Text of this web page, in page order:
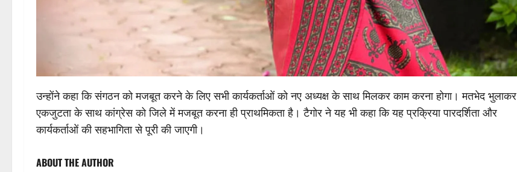
उन्होंने कहा कि संगठन को मजबूत करने के लिए सभी कार्यकर्ताओं को नए अध्यक्ष के साथ मिलकर काम करना होगा। मतभेद भुलाकर
एकजुटता के साथ कांग्रेस को जिले में मजबूत करना ही प्राथमिकता है। टैगोर ने यह भी कहा कि यह प्रक्रिया पारदर्शिता और
कार्यकर्ताओं की सहभागिता से पूरी की जाएगी।
ABOUT THE AUTHOR